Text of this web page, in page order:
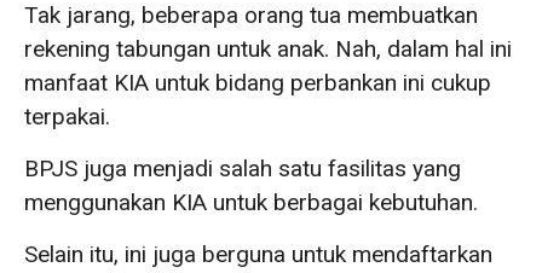
Tak jarang, beberapa orang tua membuatkan
rekening tabungan untuk anak. Nah, dalam hal ini
manfaat KIA untuk bidang perbankan ini cukup
terpakai.
BPJS juga menjadi salah satu fasilitas yang
menggunakan KIA untuk berbagai kebutuhan.
Selain itu, ini juga berguna untuk mendaftarkan